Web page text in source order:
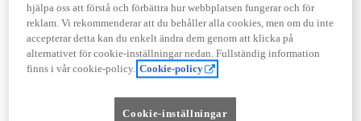
Motor
Cylindrar
3
Kapacitet
hjälpa oss att förstå och förbättra hur webbplatsen fungerar och för
reklam. Vi rekommenderar att du behåller alla cookies, men om du inte
accepterar detta kan du enkelt ändra dem genom att klicka på
alternativet för cookie-inställningar nedan. Fullständig information
finns i vår cookie-policy. Cookie-policy
Cookie-inställningar